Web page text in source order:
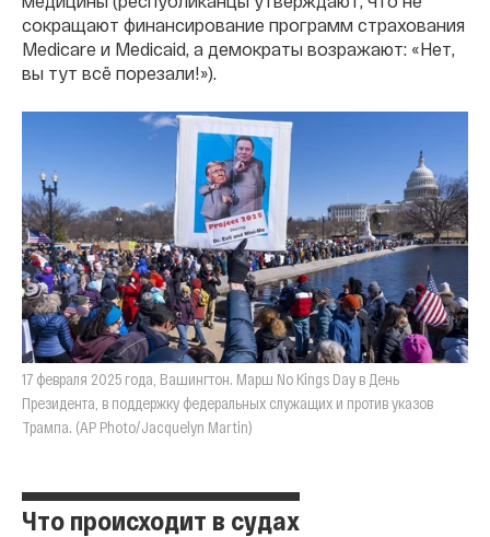
сокращают финансирование программ страхования
Medicare и Medicaid, а демократы возражают: «Нет,
вы тут всё порезали!»).
17 февраля 2025 года, Вашингтон. Марш No Kings Day в День
Президента, в поддержку федеральных служащих и против указов
Трампа. (AP Photo/Jacquelyn Martin)
Что происходит в судах